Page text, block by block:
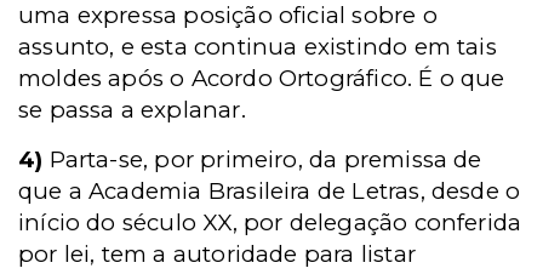
uma expressa posição oficial sobre o
assunto, e esta continua existindo em tais
moldes após o Acordo Ortográfico. É o que
se passa a explanar.
4) Parta-se, por primeiro, da premissa de
que a Academia Brasileira de Letras, desde o
início do século XX, por delegação conferida
por lei, tem a autoridade para listar